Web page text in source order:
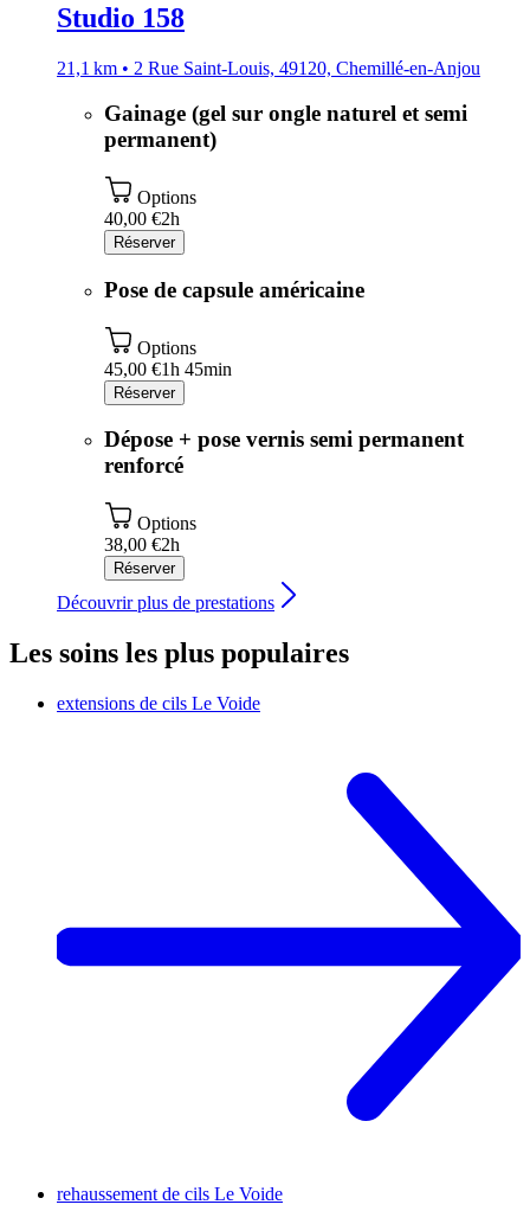
Studio 158
21,1 km • 2 Rue Saint-Louis, 49120, Chemillé-en-Anjou
Gainage (gel sur ongle naturel et semi
permanent)
Options
40,00 €2h
Réserver
Pose de capsule américaine
Options
45,00 €1h 45min
Réserver
Dépose + pose vernis semi permanent
renforcé
Options
38,00 €2h
Réserver
Découvrir plus de prestations
Les soins les plus populaires
extensions de cils Le Voide
rehaussement de cils Le Voide